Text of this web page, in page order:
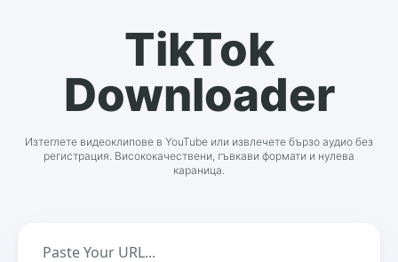
TikTok
Downloader
Изтеглете видеоклипове в YouTube или извлечете бързо аудио без
регистрация. Висококачествени, гъвкави формати и нулева
караница.